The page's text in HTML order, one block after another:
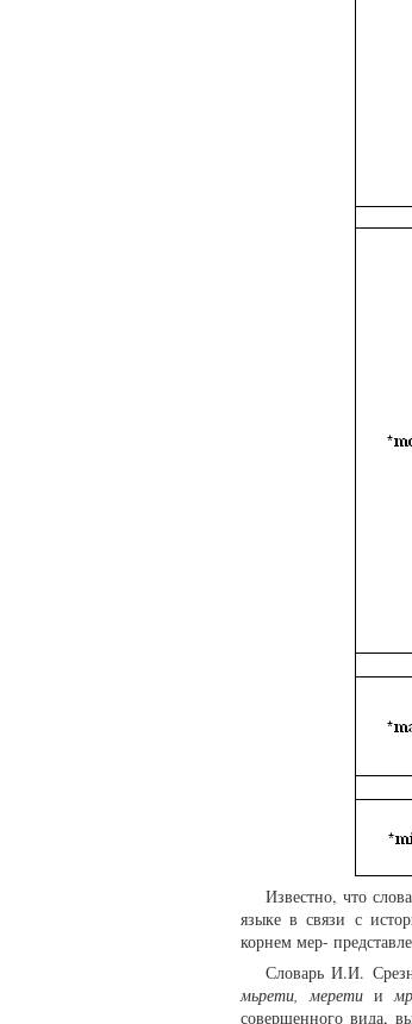
Известно, что
языке в связи с
корнем мер-
Словарь И.И.
мьрети, мерети и
совершенного вида,